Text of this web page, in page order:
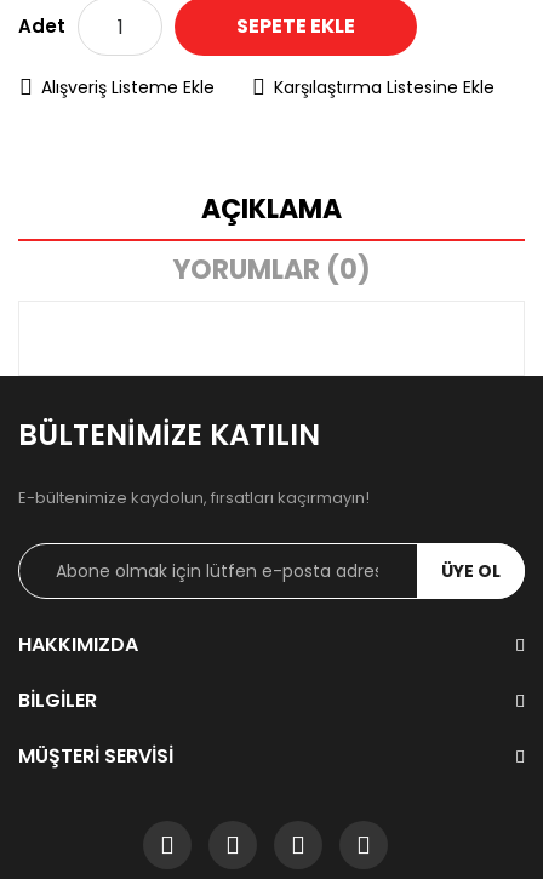
Adet SEPETE EKLE
Alışveriş Listeme Ekle Karşılaştırma Listesine Ekle
AÇIKLAMA
YORUMLAR (0)
BÜLTENIMIZE KATILIN
E-bültenimize kaydolun, fırsatları kaçırmayın!
ÜYE OL
HAKKIMIZDA
BILGILER
MÜŞTERI SERVISI